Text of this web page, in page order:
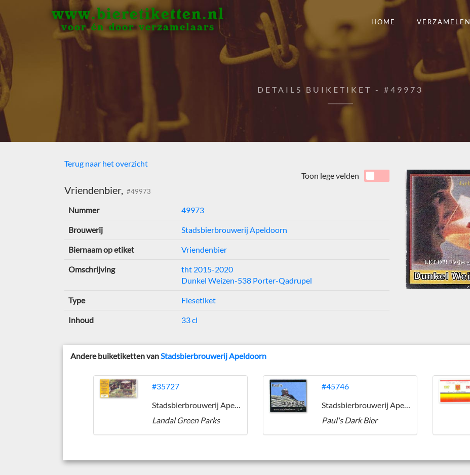
www.bieretiketten.nl
voor én door verzamelaars
HOME VERZAMELEN
DETAILS BUIKETIKET - #49973
Terug naar het overzicht
Vriendenbier, #49973
Toon lege velden
Nummer 49973
Brouwerij Stadsbierbrouwerij Apeldoorn
Biernaam op etiket Vriendenbier
Omschrijving
tht 2015-2020
Dunkel Weizen-538 Porter-Qadrupel
Type Flesetiket
Inhoud 33 cl
Andere buiketiketten vanStadsbierbrouwerij Apeldoorn
#35727
Stadsbierbrouwerij Apeldoorn
Landal Green Parks
#45746
Stadsbierbrouwerij Apeldoorn
Paul's Dark Bier